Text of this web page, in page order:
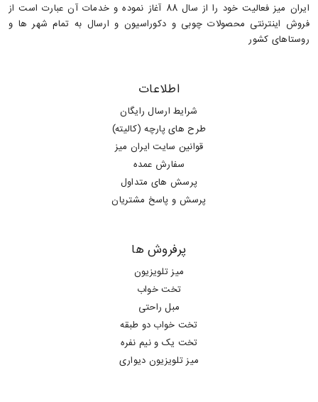
ایران میز فعالیت خود را از سال 88 آغاز نموده و خدمات آن عبارت است از
فروش اینترنتی محصولات چوبی و دکوراسیون و ارسال به تمام شهر ها و
روستاهای کشور
اطلاعات
شرایط ارسال رایگان
طرح های پارچه (کالیته)
قوانین سایت ایران میز
سفارش عمده
پرسش های متداول
پرسش و پاسخ مشتریان
پرفروش ها
میز تلویزیون
تخت خواب
مبل راحتی
تخت خواب دو طبقه
تخت یک و نیم نفره
میز تلویزیون دیواری